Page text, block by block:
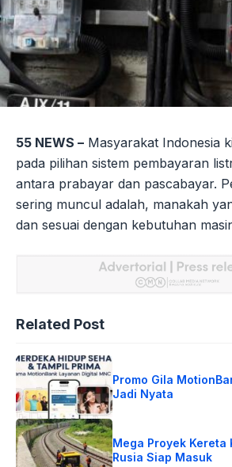
55 NEWS – Masyarakat Indonesia
pada pilihan sistem pembayaran
antara prabayar dan pascabayar.
sering muncul adalah, manakah
dan sesuai dengan kebutuhan
Related Post
Promo Gila
Jadi Nyata
Mega Proyek Kereta
Rusia Siap Masuk